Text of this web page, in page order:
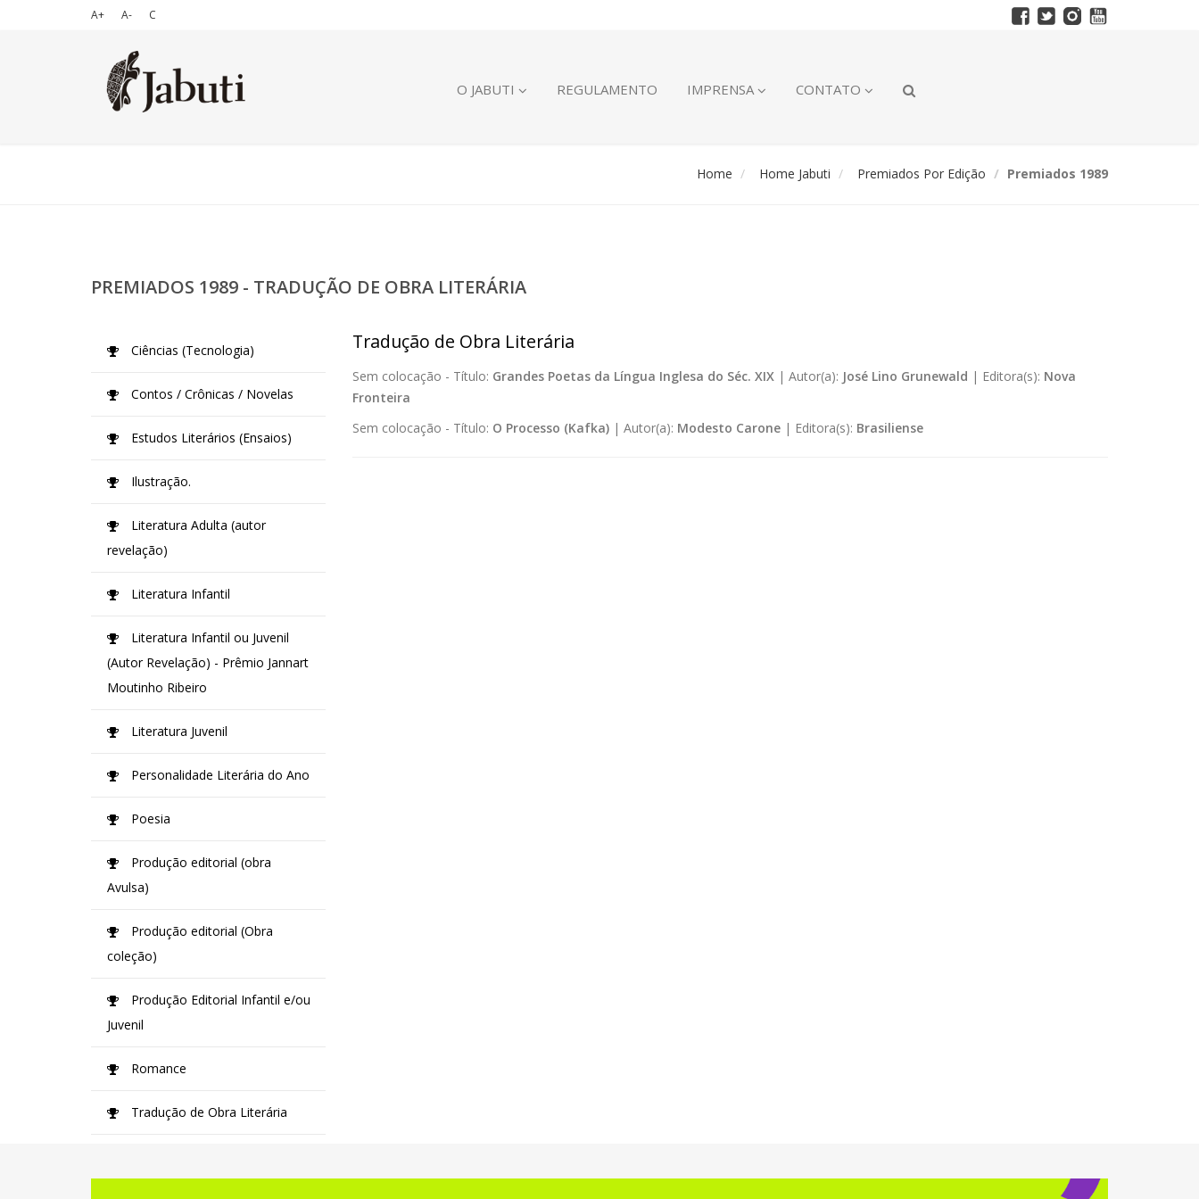
A+ A- C
O JABUTI REGULAMENTO IMPRENSA CONTATO
Home Home Jabuti Premiados Por Edição Premiados 1989
PREMIADOS 1989 - TRADUÇÃO DE OBRA LITERÁRIA
Tradução de Obra Literária
Sem colocação - Título: Grandes Poetas da Língua Inglesa do Séc. XIX | Autor(a): José Lino Grunewald | Editora(s): Nova
Fronteira
Sem colocação - Título: O Processo (Kafka)| Autor(a): Modesto Carone| Editora(s): Brasiliense
Ciências (Tecnologia)
Contos / Crônicas / Novelas
Estudos Literários (Ensaios)
Ilustração.
Literatura Adulta (autor
revelação)
Literatura Infantil
Literatura Infantil ou Juvenil
(Autor Revelação) - Prêmio Jannart
Moutinho Ribeiro
Literatura Juvenil
Personalidade Literária do Ano
Poesia
Produção editorial (obra
Avulsa)
Produção editorial (Obra
coleção)
Produção Editorial Infantil e/ou
Juvenil
Romance
Tradução de Obra Literária